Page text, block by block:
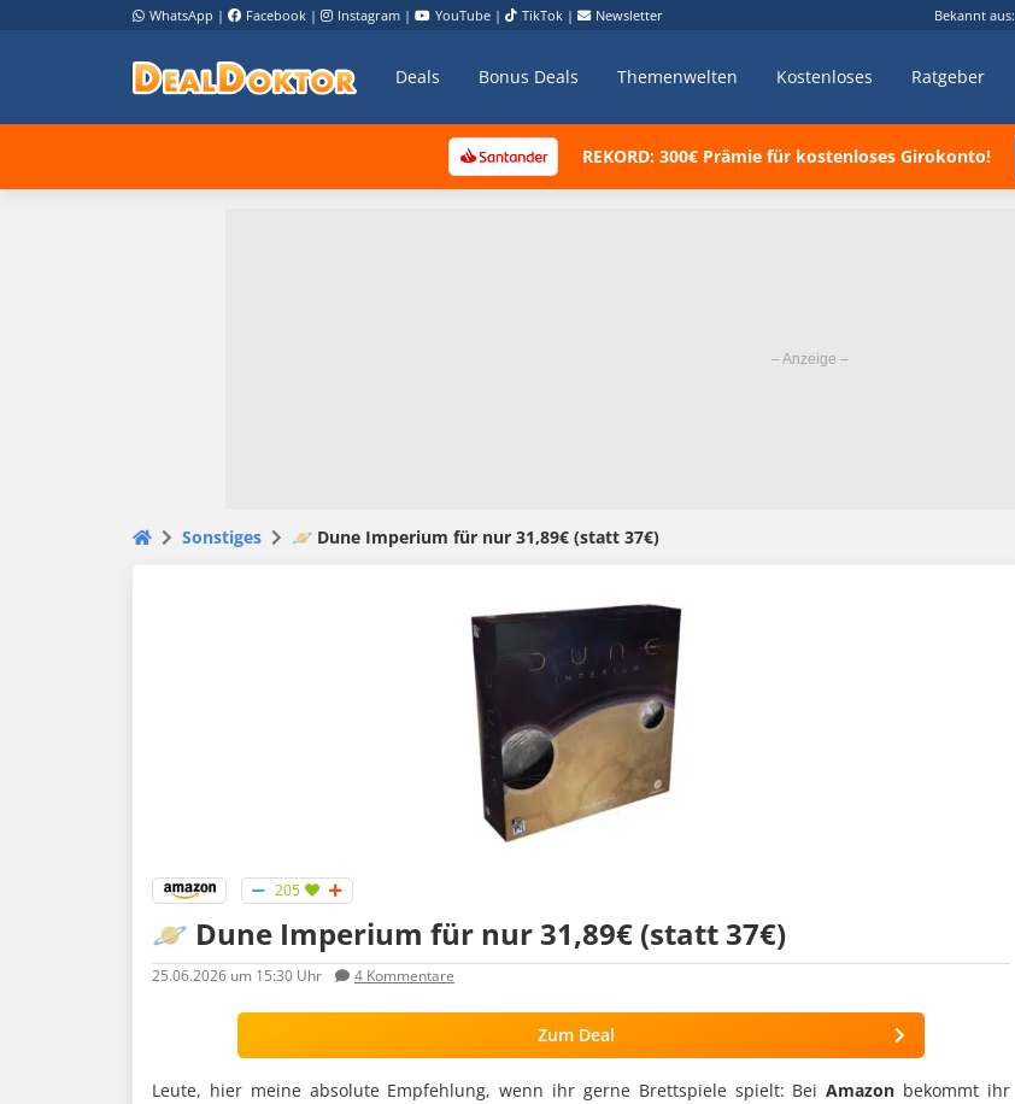
WhatsApp | Facebook | Instagram | YouTube | TikTok | Newsletter Bekannt aus:
Deals Bonus Deals Themenwelten Kostenloses Ratgeber
REKORD: 300€ Prämie für kostenloses Girokonto!
Sonstiges 🪐 Dune Imperium für nur 31,89€ (statt 37€)
205
🪐 Dune Imperium für nur 31,89€ (statt 37€)
25.06.2026 um 15:30 Uhr 4 Kommentare
Zum Deal
Leute, hier meine absolute Empfehlung, wenn ihr gerne Brettspiele spielt: BeiAmazon bekommt ihr